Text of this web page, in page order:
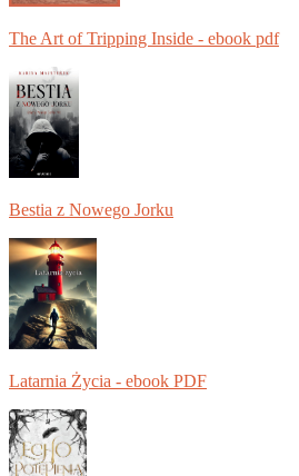
The Art of Tripping Inside - ebook pdf
Bestia z Nowego Jorku
Latarnia Życia - ebook PDF